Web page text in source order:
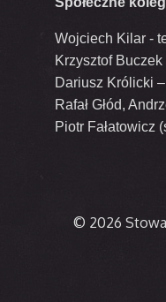
Wojciech Kilar -
Krzysztof
Dariusz Królicki
Rafał Głód,
Piotr Fałatowicz
© 2026